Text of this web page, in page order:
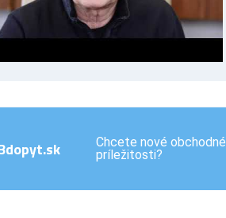
Chcete nové obchodné
príležitosti?